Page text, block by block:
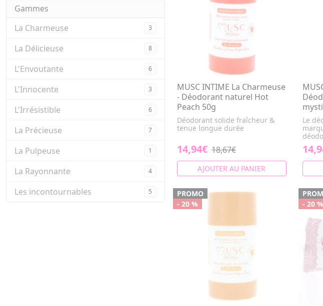
Gammes
La Charmeuse
3
La Délicieuse 8
L'Envoutante 6
L'Innocente 3
L'Irrésistible 6
La Précieuse 7
La Pulpeuse 1
La Rayonnante 4
Les incontournables 5
MUSC INTIME La Charmeuse
- Déodorant naturel Hot
Peach 50g
Déodorant solide fraîcheur &
tenue longue durée
14,94€ 18,67€
AJOUTER AU PANIER
Le
PROMO
- 20 %
- 20 %